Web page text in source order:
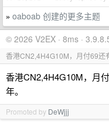
» oaboab 创建的更多主题
© 2026 V2EX · 8ms ·
香港CN2,4H4G10M，月付69还
香港CN2,4H4G10M，月
年。
Promoted by DeWjjj